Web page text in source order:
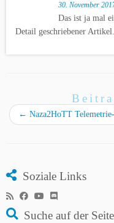
30. November
Das ist ja mal
Detail geschriebener
← Naza2HoTT
Soziale Links
Suche auf der Seite